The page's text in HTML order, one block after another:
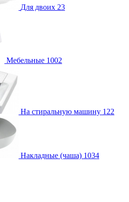
Для двоих 23
Мебельные 1002
На стиральную машину 122
Накладные (чаша) 1034